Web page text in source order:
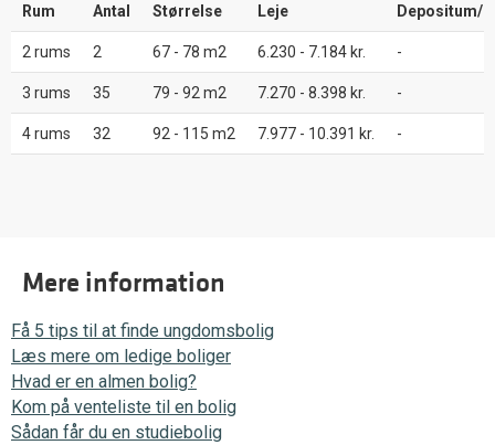
Rum Antal Størrelse Leje Depositum/
2 rums 2 67 - 78 m2 6.230 - 7.184 kr. -
3 rums 35 79 - 92 m2 7.270 - 8.398 kr. -
4 rums 32 92 - 115 m2 7.977 - 10.391 kr. -
Mere information
Få 5 tips til at finde ungdomsbolig
Læs mere om ledige boliger
Hvad er en almen bolig?
Kom på venteliste til en bolig
Sådan får du en studiebolig